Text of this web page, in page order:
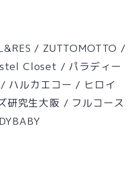
/ ZUTTOMOTTO /
Closet / パラディー
ハルカエコー / ヒロイ
研究生大阪 / フルコース